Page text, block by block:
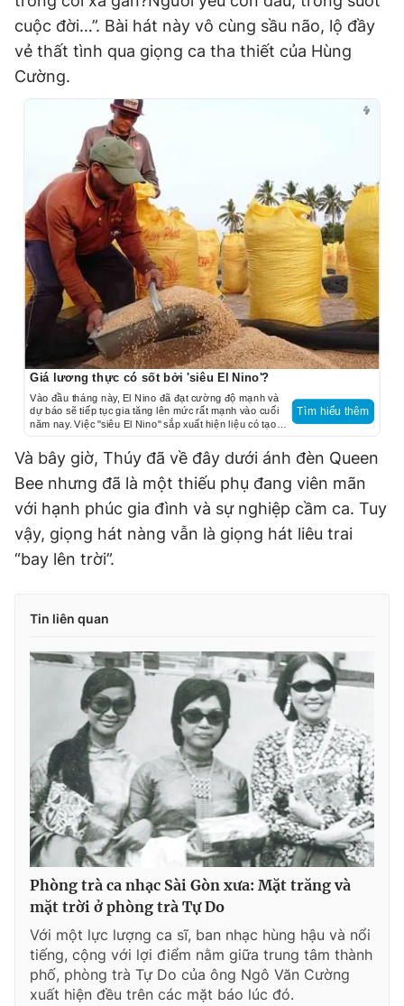
cuộc đời…”. Bài hát này vô cùng sầu não, lộ đầy
vẻ thất tình qua giọng ca tha thiết của Hùng
Cường.
Giá lương thực có sốt bởi 'siêu El Nino'?
Vào đầu tháng này, El Nino đã đạt cường độ mạnh và
dự báo sẽ tiếp tục gia tăng lên mức rất mạnh vào cuối
năm nay. Việc "siêu El Nino" sắp xuất hiện liệu có tạo
nên cơn sốt giá lương thực toàn cầu như cách đây 3
năm?
Tìm hiểu thêm
Và bây giờ, Thúy đã về đây dưới ánh đèn Queen
Bee nhưng đã là một thiếu phụ đang viên mãn
với hạnh phúc gia đình và sự nghiệp cầm ca. Tuy
vậy, giọng hát nàng vẫn là giọng hát liêu trai
“bay lên trời”.
Tin liên quan
Phòng trà ca nhạc Sài Gòn xưa: Mặt trăng và
mặt trời ở phòng trà Tự Do
Với một lực lượng ca sĩ, ban nhạc hùng hậu và nổi
tiếng, cộng với lợi điểm nằm giữa trung tâm thành
phố, phòng trà Tự Do của ông Ngô Văn Cường
xuất hiện đều trên các mặt báo lúc đó.